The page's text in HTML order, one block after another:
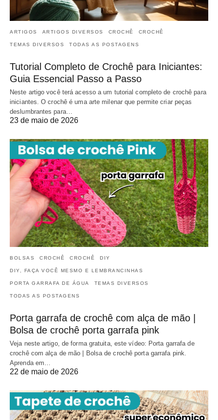
ARTIGOS ARTIGOS DIVERSOS CROCHÊ CROCHÊ
TEMAS DIVERSOS TODAS AS POSTAGENS
Tutorial Completo de Crochê para Iniciantes:
Guia Essencial Passo a Passo
Neste artigo você terá acesso a um tutorial completo de crochê para
iniciantes. O crochê é uma arte milenar que permite criar peças
deslumbrantes para…
23 de maio de 2026
BOLSAS CROCHÊ CROCHÊ DIY
DIY, FAÇA VOCÊ MESMO E LEMBRANCINHAS
PORTA GARRAFA DE ÁGUA TEMAS DIVERSOS
TODAS AS POSTAGENS
Porta garrafa de crochê com alça de mão |
Bolsa de crochê porta garrafa pink
Veja neste artigo, de forma gratuita, este vídeo: Porta garrafa de
crochê com alça de mão | Bolsa de crochê porta garrafa pink.
Aprenda em…
22 de maio de 2026